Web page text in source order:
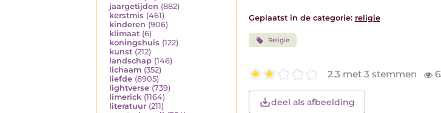
jaargetijden (882)
kerstmis (461)
kinderen (906)
klimaat (6)
koningshuis (122)
kunst (212)
landschap (146)
lichaam (352)
liefde (8905)
lightverse (739)
limerick (1164)
literatuur (211)
Geplaatst in de categorie: religie
Religie
2.3 met 3 stemmen
deel als afbeelding